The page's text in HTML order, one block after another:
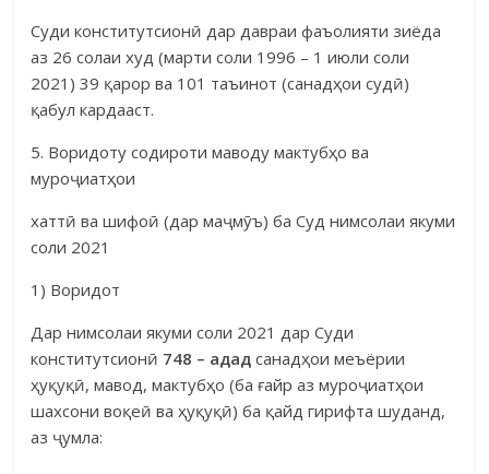
Суди конститутсионӣ дар давраи фаъолияти зиёда
аз 26 солаи худ (марти соли 1996 – 1 июли соли
2021) 39 қарор ва 101 таъинот (санадҳои судӣ)
қабул кардааст.
5. Воридоту содироти маводу мактубҳо ва
муроҷиатҳои
хаттӣ ва шифоӣ (дар маҷмӯъ) ба Суд нимсолаи якуми
соли 2021
1) Воридот
Дар нимсолаи якуми соли 2021 дар Суди
конститутсионӣ 748 – адад санадҳои меъёрии
ҳуқуқӣ, мавод, мактубҳо (ба ғайр аз муроҷиатҳои
шахсо­ни воқеӣ ва ҳуқуқӣ) ба қайд гирифта шуданд,
аз ҷумла: